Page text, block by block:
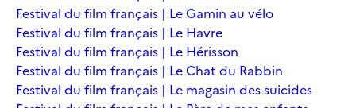
Festival du film français | Le Gamin au vélo
Festival du film français | Le Havre
Festival du film français | Le Hérisson
Festival du film français | Le Chat du Rabbin
Festival du film français | Le magasin des suicides